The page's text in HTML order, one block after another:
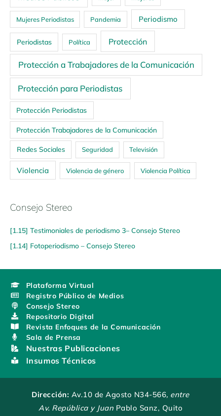
Mujeres Periodistas Pandemia Periodismo
Periodistas Política Protección
Protección a Trabajadores de la Comunicación
Protección para Periodistas
Protección Periodistas
Protección Trabajadores de la Comunicación
Redes Sociales Seguridad Televisión
Violencia Violencia de género Violencia Política
Consejo Stereo
[1.15] Testimoniales de periodismo 3– Consejo Stereo
[1.14] Fotoperiodismo – Consejo Stereo
Plataforma Virtual
Registro Público de Medios
Consejo Stereo
Repositorio Digital
Revista Enfoques de la Comunicación
Sala de Prensa
Nuestras Publicaciones
Insumos Técnicos
Dirección: Av.10 de Agosto N34-566, entre
Av. República y Juan Pablo Sanz, Quito